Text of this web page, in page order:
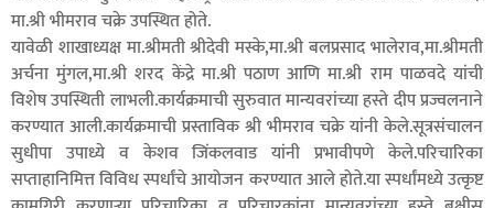
मा.श्री भीमराव चक्रे उपस्थित होते.
यावेळी शाखाध्यक्ष मा.श्रीमती श्रीदेवी मस्के,मा.श्री बलप्रसाद भालेराव,मा.श्रीमती
अर्चना मुंगल,मा.श्री शरद केंद्रे मा.श्री पठाण आणि मा.श्री राम पाळवदे यांची
विशेष उपस्थिती लाभली.कार्यक्रमाची सुरुवात मान्यवरांच्या हस्ते दीप प्रज्वलनाने
करण्यात आली.कार्यक्रमाची प्रस्ताविक श्री भीमराव चक्रे यांनी केले.सूत्रसंचालन
सुधीपा उपाध्ये व केशव जिंकलवाड यांनी प्रभावीपणे केले.परिचारिका
सप्ताहानिमित्त विविध स्पर्धांचे आयोजन करण्यात आले होते.या स्पर्धांमध्ये उत्कृष्ट